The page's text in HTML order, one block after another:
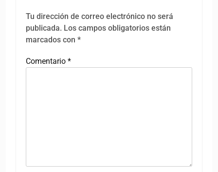
Tu dirección de correo electrónico no será
publicada. Los campos obligatorios están
marcados con *
Comentario *